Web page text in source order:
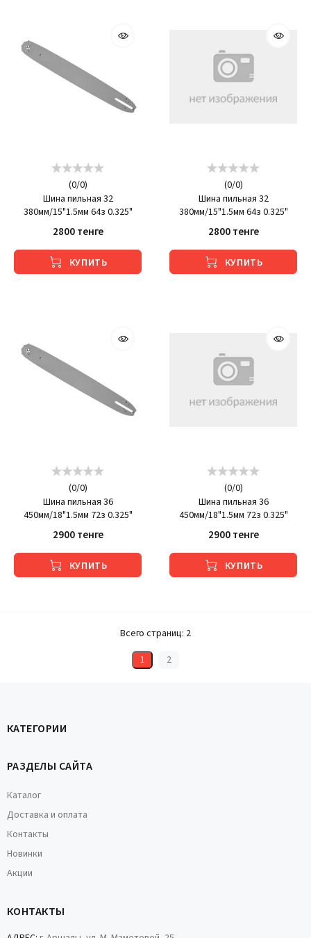
(0/0)
Шина пильная 32
380мм/15"1.5мм 64з 0.325"
2800 тенге
КУПИТЬ
(0/0)
Шина пильная 32
380мм/15"1.5мм 64з 0.325"
2800 тенге
КУПИТЬ
(0/0)
Шина пильная 36
450мм/18"1.5мм 72з 0.325"
2900 тенге
КУПИТЬ
(0/0)
Шина пильная 36
450мм/18"1.5мм 72з 0.325"
2900 тенге
КУПИТЬ
Всего страниц: 2
1
2
КАТЕГОРИИ
РАЗДЕЛЫ САЙТА
Каталог
Доставка и оплата
Контакты
Новинки
Акции
КОНТАКТЫ